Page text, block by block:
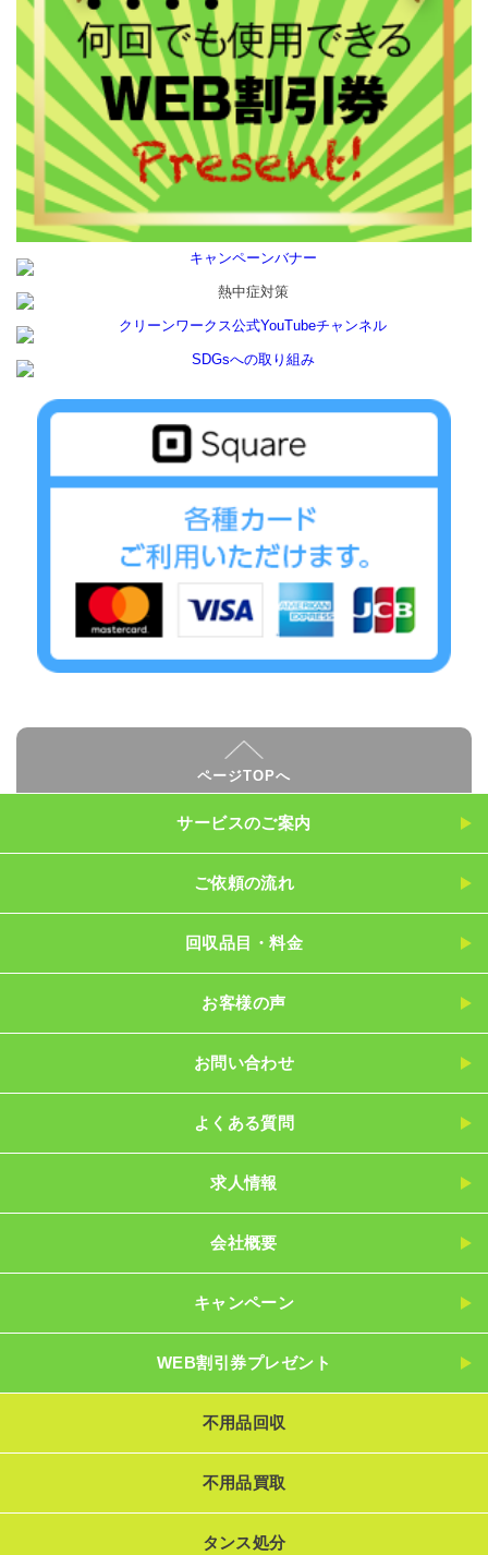
ページTOPへ
サービスのご案内
ご依頼の流れ
回収品目・料金
お客様の声
お問い合わせ
よくある質問
求人情報
会社概要
キャンペーン
WEB割引券プレゼント
不用品回収
不用品買取
タンス処分